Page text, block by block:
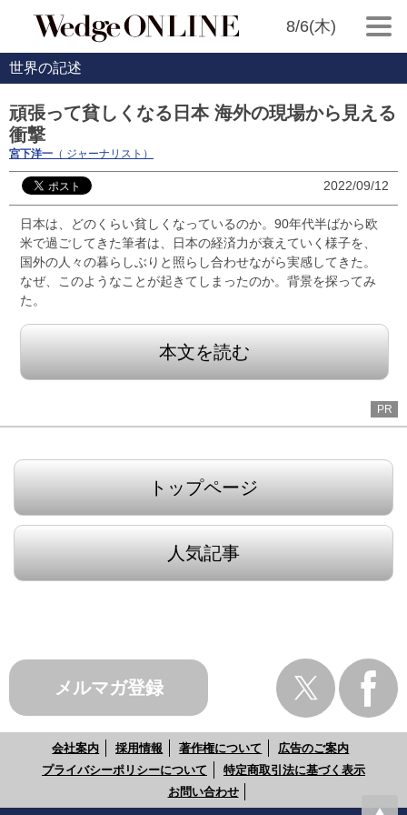
8/6(木)
世界の記述
頑張って貧しくなる日本 海外の現場から見える
衝撃
宮下洋一 （ ジャーナリスト）
2022/09/12
日本は、どのくらい貧しくなっているのか。90年代半ばから欧
米で過ごしてきた筆者は、日本の経済力が衰えていく様子を、
国外の人々の暮らしぶりと照らし合わせながら実感してきた。
なぜ、このようなことが起きてしまったのか。背景を探ってみ
た。
本文を読む
PR
トップページ
人気記事
メルマガ登録
会社案内 採用情報 著作権について
広告のご案内
プライバシーポリシーについて
特定商取引法に基づく表示
お問い合わせ